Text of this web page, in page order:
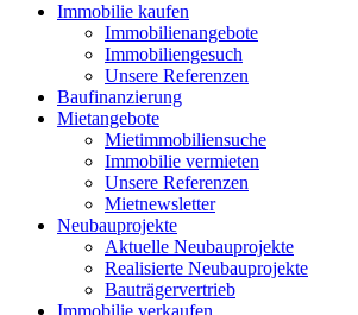
Immobilie kaufen
Immobilienangebote
Immobiliengesuch
Unsere Referenzen
Baufinanzierung
Mietangebote
Mietimmobiliensuche
Immobilie vermieten
Unsere Referenzen
Mietnewsletter
Neubauprojekte
Aktuelle Neubauprojekte
Realisierte Neubauprojekte
Bauträgervertrieb
Immobilie verkaufen